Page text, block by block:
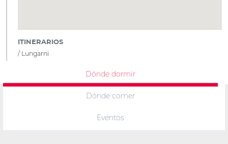
ITINERARIOS
Lungarni
Dónde dormir
Dónde comer
Eventos